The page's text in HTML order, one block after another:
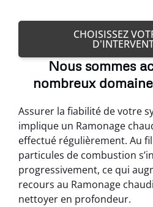
CHOISISSEZ
Nous sommes
nombreux
Assurer la fiabilité de votre
implique un Ramonage
effectué régulièrement. Au
particules de combustion
progressivement, ce qui
recours au Ramonage
nettoyer en profondeur.